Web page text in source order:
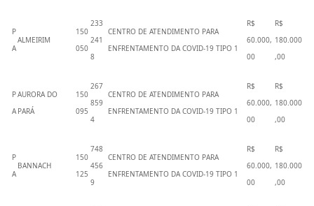
P
A
ALMEIRIM
150
050
233
241
8
CENTRO DE ATENDIMENTO PARA
ENFRENTAMENTO DA COVID-19 TIPO 1
R$
60.000,
00
R$
180.000
,00
P
A
AURORA DO
PARÁ
150
095
267
859
4
CENTRO DE ATENDIMENTO PARA
ENFRENTAMENTO DA COVID-19 TIPO 1
R$
60.000,
00
R$
180.000
,00
P
A
BANNACH
150
125
748
456
9
CENTRO DE ATENDIMENTO PARA
ENFRENTAMENTO DA COVID-19 TIPO 1
R$
60.000,
00
R$
180.000
,00